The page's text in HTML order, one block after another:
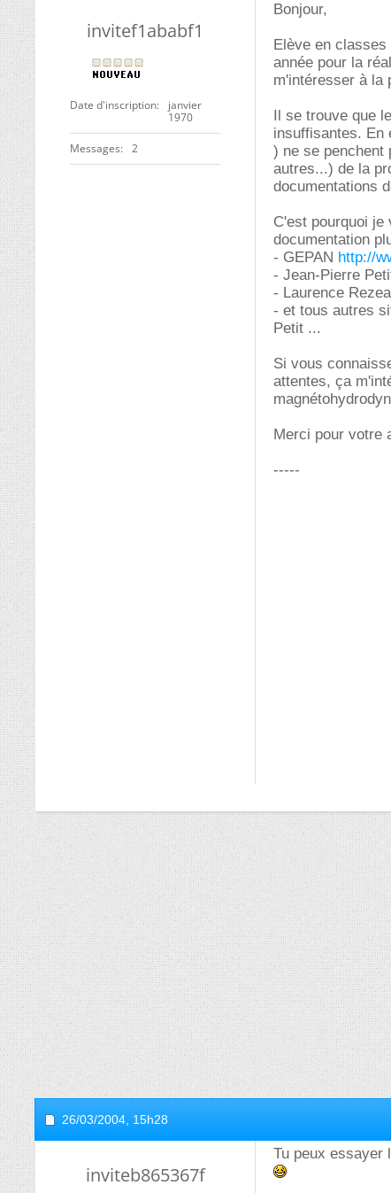
invitef1ababf1
Date d'inscription
janvier
1970
Messages 2
Bonjour,
Elève en
année pour la
m'intéresser à la
Il se trouve que
insuffisantes. En
) ne se penchent
autres...) de la
documentations
C'est pourquoi je
documentation
- GEPAN http://
- Jean-Pierre
- Laurence
- et tous autres
Petit ...
Si vous
attentes, ça
Merci pour votre
-----
26/03/2004, 15h28
inviteb865367f
Tu peux essayer